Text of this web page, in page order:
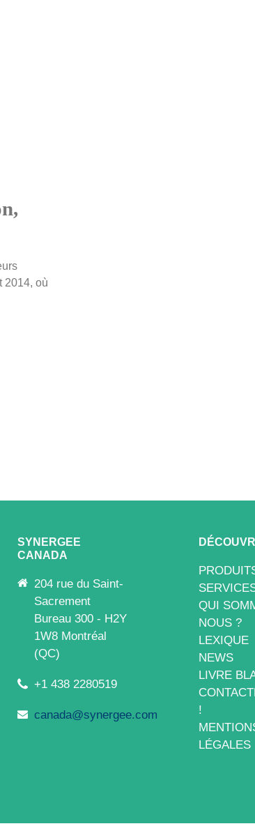
2014, où
SYNERGEE
CANADA
204 rue du Saint-
Sacrement
Bureau 300 - H2Y
1W8 Montréal
(QC)
+1 438 2280519
canada@synergee.com
QUI
NOUS ?
LEXIQUE
NEWS
LIVRE
!
LÉGALES